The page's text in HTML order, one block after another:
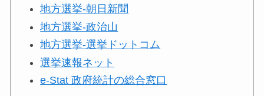
地方選挙-朝日新聞
地方選挙-政治山
地方選挙-選挙ドットコム
選挙速報ネット
e-Stat 政府統計の総合窓口